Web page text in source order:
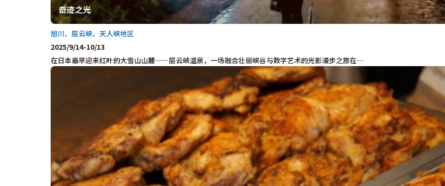
奇迹之光
在日本最早迎来红叶的大雪山山麓——层云峡温泉，一场融合壮丽峡谷与数字艺术的光影漫步之旅在…
旭川、层云峡、天人峡地区
2025/9/14-10/13